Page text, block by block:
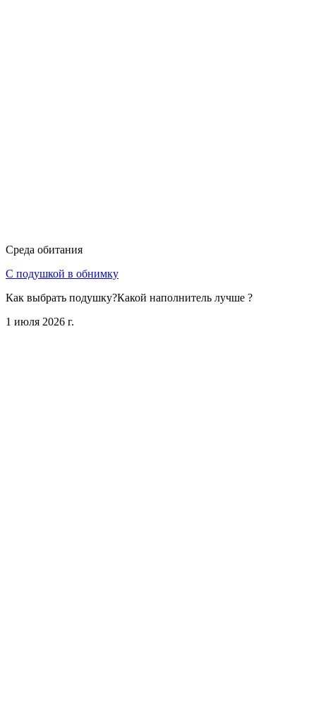
Среда обитания
С подушкой в обнимку
Как выбрать подушку?Какой наполнитель лучше ?
1 июля 2026 г.